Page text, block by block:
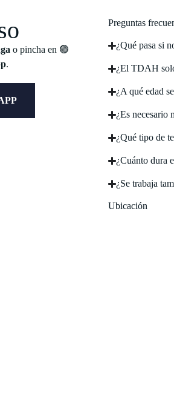
o pincha en 🟢
.
Preguntas
¿Qué pasa si
¿El TDAH
¿A qué edad
¿Es necesario
¿Qué tipo de
¿Cuánto dura
¿Se trabaja
Ubicación